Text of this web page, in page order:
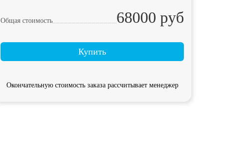
Общая стоимость 68000 руб
Купить
Окончательную стоимость заказа рассчитывает менеджер